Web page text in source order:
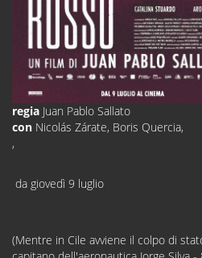
regia Juan Pablo Sallato
con Nicolás Zárate, Boris Quercia,
,
da giovedì 9 luglio
(Mentre in Cile avviene il colpo di